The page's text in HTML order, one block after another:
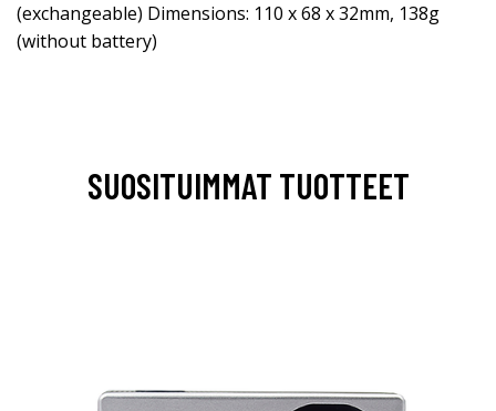
(exchangeable) Dimensions: 110 x 68 x 32mm, 138g
(without battery)
SUOSITUIMMAT TUOTTEET